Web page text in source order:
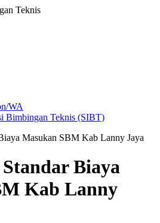
WA
Bimbingan Teknis (SIBT)
Masukan SBM Kab Lanny Jaya
Biaya
Kab Lanny